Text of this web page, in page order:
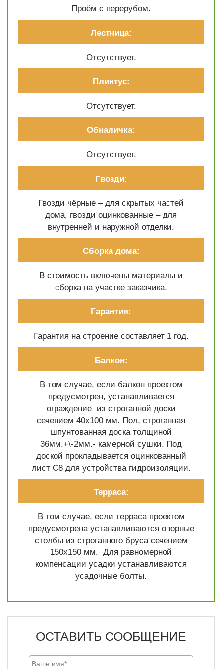
Проём с перерубом.
Лестница:
Отсутствует.
Плинтус:
Отсутствует.
Обналичка:
Отсутствует.
Гвозди:
Гвозди чёрные – для скрытых частей
дома, гвозди оцинкованные – для
внутренней и наружной отделки.
Сборка дома:
В стоимость включены материалы и
сборка на участке заказчика.
Гарантия:
Гарантия на строение составляет 1 год.
Балкон:
В том случае, если балкон проектом
предусмотрен, устанавливается
ограждение из строганной доски
сечением 40х100 мм. Пол, строганная
шпунтованная доска толщиной
36мм.+\-2мм.- камерной сушки. Под
доской прокладывается оцинкованный
лист C8 для устройства гидроизоляции.
Терраса:
В том случае, если терраса проектом
предусмотрена устанавливаются опорные
столбы из строганного бруса сечением
150х150 мм. Для равномерной
компенсации усадки устанавливаются
усадочные болты.
ОСТАВИТЬ СООБЩЕНИЕ